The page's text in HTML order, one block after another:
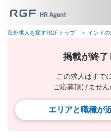
海外求人を探すRGFトップ インド
掲載が終
この求人はすで
ご応募頂けませ
エリアと職種が